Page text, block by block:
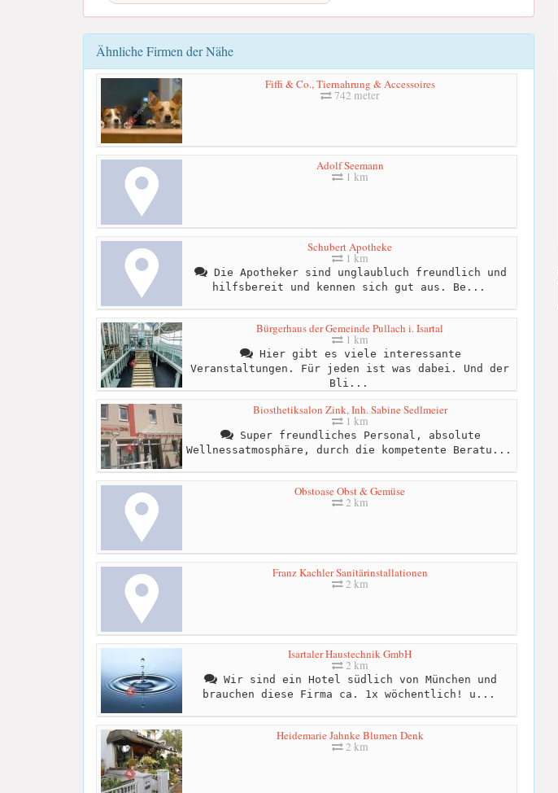
Ähnliche Firmen der Nähe
Fiffi & Co., Tiernahrung & Accessoires
742 meter
Adolf Seemann
1 km
Schubert Apotheke
1 km
Die Apotheker sind unglaubluch freundlich und
hilfsbereit und kennen sich gut aus. Be...
Bürgerhaus der Gemeinde Pullach i. Isartal
1 km
Hier gibt es viele interessante
Veranstaltungen. Für jeden ist was dabei. Und der
Bli...
Biosthetiksalon Zink, Inh. Sabine Sedlmeier
1 km
Super freundliches Personal, absolute
Wellnessatmosphäre, durch die kompetente Beratu...
Obstoase Obst & Gemüse
2 km
Franz Kachler Sanitärinstallationen
2 km
Isartaler Haustechnik GmbH
2 km
Wir sind ein Hotel südlich von München und
brauchen diese Firma ca. 1x wöchentlich! u...
Heidemarie Jahnke Blumen Denk
2 km